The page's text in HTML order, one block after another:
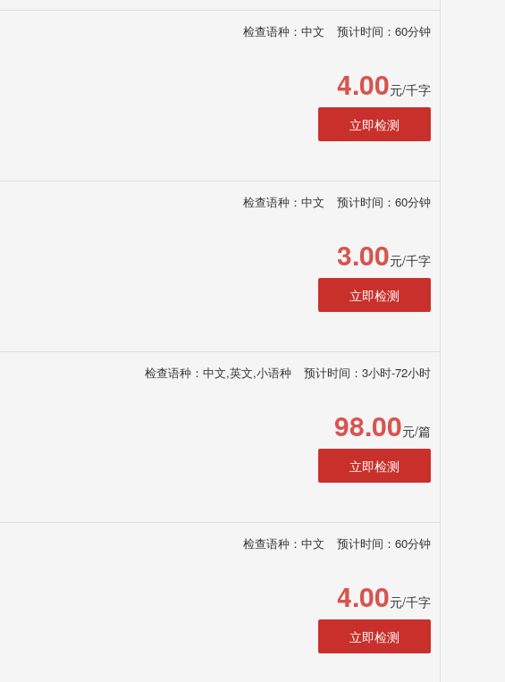
检查语种：中文 预计时间：60分钟
4.00元/千字
立即检测
检查语种：中文 预计时间：60分钟
3.00元/千字
立即检测
检查语种：中文,英文,小语种 预计时间：3小时-72小时
98.00元/篇
立即检测
检查语种：中文 预计时间：60分钟
4.00元/千字
立即检测